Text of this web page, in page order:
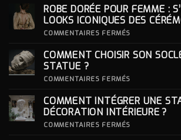
ROBE DORÉE POUR FEMME :
LOOKS ICONIQUES DES
COMMENTAIRES FERMÉS
POUR
ICONIQUES
DES
CÉRÉMONIES
COMMENT CHOISIR SON
STATUE ?
COMMENTAIRES FERMÉS
SON
SOCLE
POUR
COMMENT INTÉGRER UNE
DÉCORATION INTÉRIEURE ?
COMMENTAIRES FERMÉS